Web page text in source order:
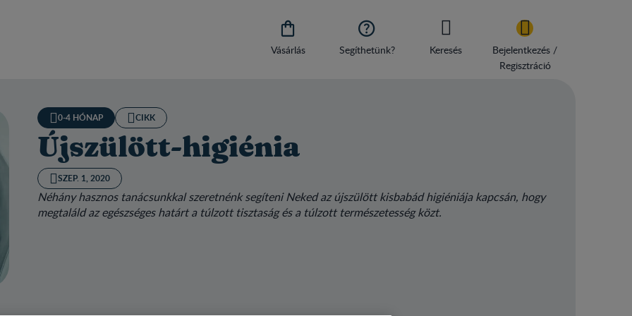

Vásárlás

Segíthetünk? Keresés
Bejelentkezés /
Regisztráció
0-4 HÓNAP CIKK
Újszülött-higiénia
SZEP. 1, 2020
Néhány hasznos tanácsunkkal szeretnénk segíteni Neked az újszülött kisbabád higiéniája kapcsán, hogy
megtaláld az egészséges határt a túlzott tisztaság és a túlzott természetesség közt.